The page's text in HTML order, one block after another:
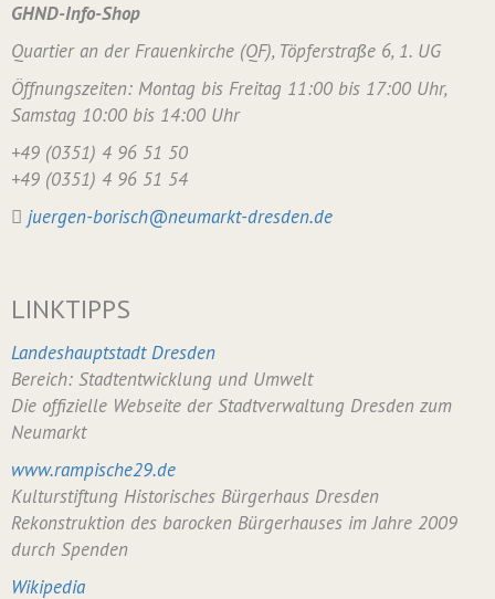
GHND-Info-Shop
Quartier an der Frauenkirche (QF), Töpferstraße 6, 1. UG
Öffnungszeiten: Montag bis Freitag 11:00 bis 17:00 Uhr,
Samstag 10:00 bis 14:00 Uhr
+49 (0351) 4 96 51 50
+49 (0351) 4 96 51 54
juergen-borisch@neumarkt-dresden.de
LINKTIPPS
Landeshauptstadt Dresden
Bereich: Stadtentwicklung und Umwelt
Die offizielle Webseite der Stadtverwaltung Dresden zum
Neumarkt
www.rampische29.de
Kulturstiftung Historisches Bürgerhaus Dresden
Rekonstruktion des barocken Bürgerhauses im Jahre 2009
durch Spenden
Wikipedia